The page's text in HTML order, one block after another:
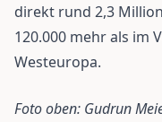
direkt rund 2,3
120.000 mehr als im
Westeuropa.
Foto oben: Gudrun